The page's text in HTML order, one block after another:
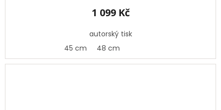
1 099 Kč
autorský tisk
45 cm
48 cm